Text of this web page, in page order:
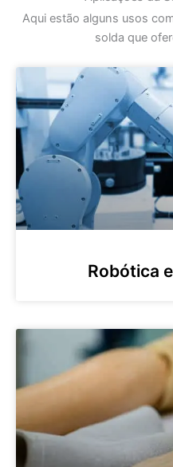
Aqui estão alguns usos
solda que
Robótica